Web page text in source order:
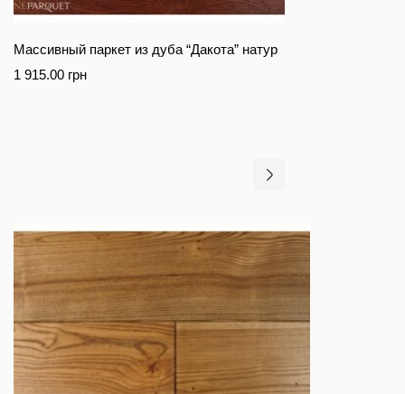
Массивный паркет из дуба “Дакота” натур
1 915.00 грн